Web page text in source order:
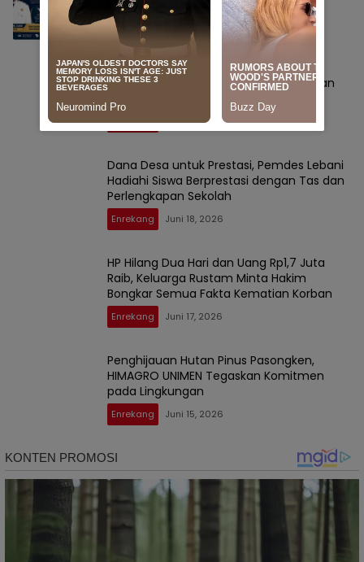
News
Tuntutan 13 Tahun Dinilai Belum Adil,
Keluarga Rustam Harap Hakim Jatuhkan
Hukuman Maksimal ke Pelaku
Enrekang Juni 24, 2026
Dana Desa untuk Prestasi, Pemdes Lebani
Hadiahi Siswa Berprestasi dengan Tas dan
Perlengkapan Sekolah
Enrekang Juni 18, 2026
HP Hilang Dua Hari dan Uang Rp1,7 Juta
Raib, Keluarga Rustam Minta Hakim
Bongkar Semua Fakta Kematian Korban
Enrekang Juni 17, 2026
Penghijauan Hutan Pinus Pasongken,
HIMAGRO UNIMEN Tegaskan Komitmen
pada Lingkungan
Enrekang Juni 15, 2026